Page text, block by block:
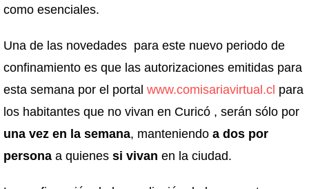
como esenciales.
Una de las novedades para este nuevo periodo de
confinamiento es que las autorizaciones emitidas para
esta semana por el portal www.comisariavirtual.cl para
los habitantes que no vivan en Curicó , serán sólo por
una vez en la semana, manteniendo a dos por
persona a quienes si vivan en la ciudad.